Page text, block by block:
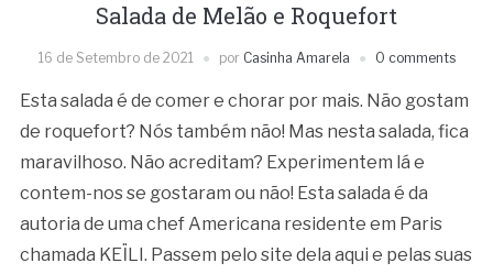
Salada de Melão e Roquefort
16 de Setembro de 2021 por Casinha Amarela 0 comments
Esta salada é de comer e chorar por mais. Não gostam
de roquefort? Nós também não! Mas nesta salada, fica
maravilhoso. Não acreditam? Experimentem lá e
contem-nos se gostaram ou não! Esta salada é da
autoria de uma chef Americana residente em Paris
chamada KEÏLI. Passem pelo site dela aqui e pelas suas